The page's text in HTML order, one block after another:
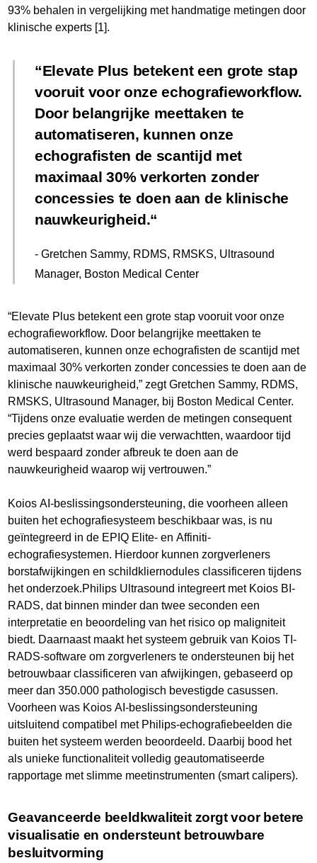
93% behalen in vergelijking met handmatige metingen door
klinische experts [1].
Elevate Plus betekent een grote stap
vooruit voor onze echografieworkflow.
Door belangrijke meettaken te
automatiseren, kunnen onze
echografisten de scantijd met
maximaal 30% verkorten zonder
concessies te doen aan de klinische
nauwkeurigheid.
- Gretchen Sammy, RDMS, RMSKS, Ultrasound
Manager, Boston Medical Center
“Elevate Plus betekent een grote stap vooruit voor onze
echografieworkflow. Door belangrijke meettaken te
automatiseren, kunnen onze echografisten de scantijd met
maximaal 30% verkorten zonder concessies te doen aan de
klinische nauwkeurigheid,” zegt Gretchen Sammy, RDMS,
RMSKS, Ultrasound Manager, bij Boston Medical Center.
“Tijdens onze evaluatie werden de metingen consequent
precies geplaatst waar wij die verwachtten, waardoor tijd
werd bespaard zonder afbreuk te doen aan de
nauwkeurigheid waarop wij vertrouwen.”
Koios AI-beslissingsondersteuning, die voorheen alleen
buiten het echografiesysteem beschikbaar was, is nu
geïntegreerd in de EPIQ Elite- en Affiniti-
echografiesystemen. Hierdoor kunnen zorgverleners
borstafwijkingen en schildkliernodules classificeren tijdens
het onderzoek.Philips Ultrasound integreert met Koios BI-
RADS, dat binnen minder dan twee seconden een
interpretatie en beoordeling van het risico op maligniteit
biedt. Daarnaast maakt het systeem gebruik van Koios TI-
RADS-software om zorgverleners te ondersteunen bij het
betrouwbaar classificeren van afwijkingen, gebaseerd op
meer dan 350.000 pathologisch bevestigde casussen.
Voorheen was Koios AI-beslissingsondersteuning
uitsluitend compatibel met Philips-echografiebeelden die
buiten het systeem werden beoordeeld. Daarbij bood het
als unieke functionaliteit volledig geautomatiseerde
rapportage met slimme meetinstrumenten (smart calipers).
Geavanceerde beeldkwaliteit zorgt voor betere
visualisatie en ondersteunt betrouwbare
besluitvorming